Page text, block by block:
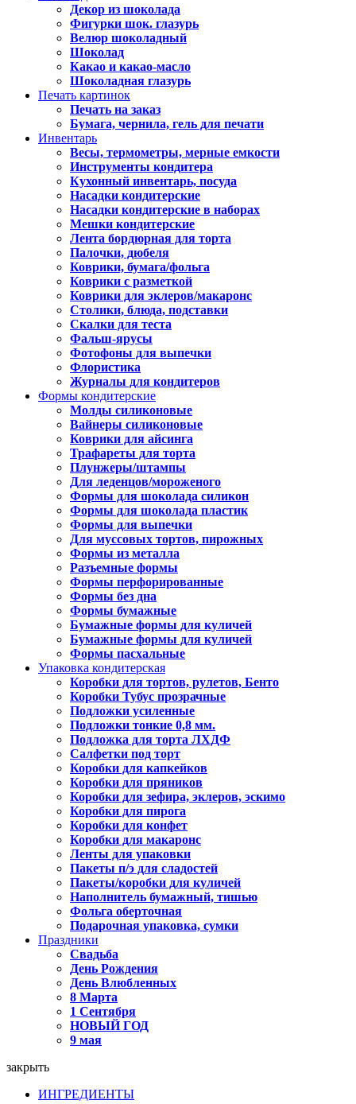
Декор из шоколада
Фигурки шок. глазурь
Велюр шоколадный
Шоколад
Какао и какао-масло
Шоколадная глазурь
Печать картинок
Печать на заказ
Бумага, чернила, гель для печати
Инвентарь
Весы, термометры, мерные емкости
Инструменты кондитера
Кухонный инвентарь, посуда
Насадки кондитерские
Насадки кондитерские в наборах
Мешки кондитерские
Лента бордюрная для торта
Палочки, дюбеля
Коврики, бумага/фольга
Коврики с разметкой
Коврики для эклеров/макаронс
Столики, блюда, подставки
Скалки для теста
Фальш-ярусы
Фотофоны для выпечки
Флористика
Журналы для кондитеров
Формы кондитерские
Молды силиконовые
Вайнеры силиконовые
Коврики для айсинга
Трафареты для торта
Плунжеры/штампы
Для леденцов/мороженого
Формы для шоколада силикон
Формы для шоколада пластик
Формы для выпечки
Для муссовых тортов, пирожных
Формы из металла
Разъемные формы
Формы перфорированные
Формы без дна
Формы бумажные
Бумажные формы для куличей
Бумажные формы для куличей
Формы пасхальные
Упаковка кондитерская
Коробки для тортов, рулетов, Бенто
Коробки Тубус прозрачные
Подложки усиленные
Подложки тонкие 0,8 мм.
Подложка для торта ЛХДФ
Салфетки под торт
Коробки для капкейков
Коробки для пряников
Коробки для зефира, эклеров, эскимо
Коробки для пирога
Коробки для конфет
Коробки для макаронс
Ленты для упаковки
Пакеты п/э для сладостей
Пакеты/коробки для куличей
Наполнитель бумажный, тишью
Фольга оберточная
Подарочная упаковка, сумки
Праздники
Свадьба
День Рождения
День Влюбленных
8 Марта
1 Сентября
НОВЫЙ ГОД
9 мая
закрыть
ИНГРЕДИЕНТЫ